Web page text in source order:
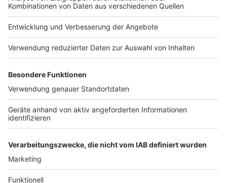
Jobs
Presse
Werben
Archiv
ANTENNE BAYERN GROUP
Stiftung ANTENNE BAYERN
hilft
Teilnahmebedingungen
Grounding Page ANTENNE
Studio-Hotline
Verkehrs-Hotline